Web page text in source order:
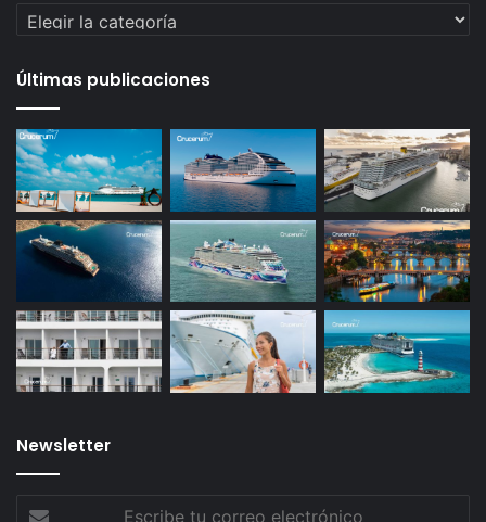
Categorías
Últimas publicaciones
Newsletter